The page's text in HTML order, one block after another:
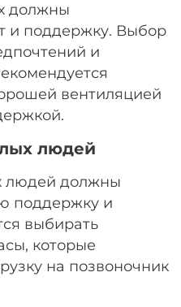
должны
и поддержку. Выбор
и
вентиляцией
людей
людей должны
поддержку и
выбирать
которые
на позвоночник